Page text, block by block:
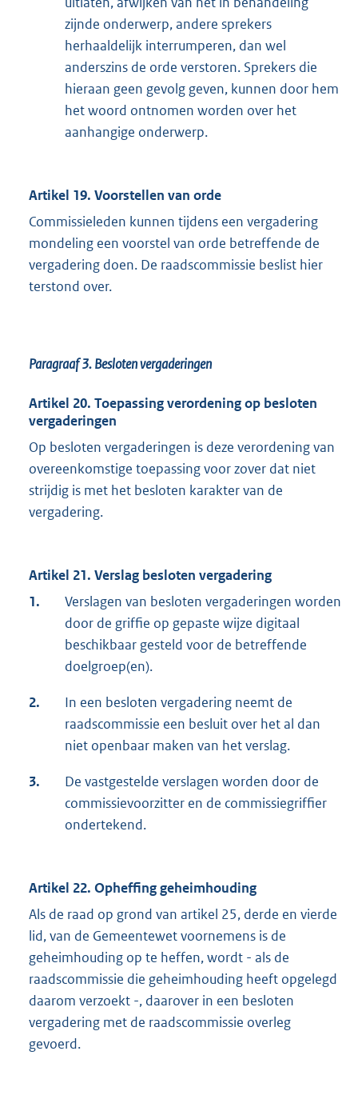
zijnde onderwerp, andere sprekers
herhaaldelijk interrumperen, dan wel
anderszins de orde verstoren. Sprekers die
hieraan geen gevolg geven, kunnen door hem
het woord ontnomen worden over het
aanhangige onderwerp.
Artikel 19. Voorstellen van orde
Commissieleden kunnen tijdens een vergadering
mondeling een voorstel van orde betreffende de
vergadering doen. De raadscommissie beslist hier
terstond over.
Paragraaf 3.Besloten vergaderingen
Artikel 20. Toepassing verordening op besloten
vergaderingen
Op besloten vergaderingen is deze verordening van
overeenkomstige toepassing voor zover dat niet
strijdig is met het besloten karakter van de
vergadering.
Artikel 21. Verslag besloten vergadering
1.
Verslagen van besloten vergaderingen worden
door de griffie op gepaste wijze digitaal
beschikbaar gesteld voor de betreffende
doelgroep(en).
2.
In een besloten vergadering neemt de
raadscommissie een besluit over het al dan
niet openbaar maken van het verslag.
3.
De vastgestelde verslagen worden door de
commissievoorzitter en de commissiegriffier
ondertekend.
Artikel 22. Opheffing geheimhouding
Als de raad op grond van artikel 25, derde en vierde
lid, van de Gemeentewet voornemens is de
geheimhouding op te heffen, wordt - als de
raadscommissie die geheimhouding heeft opgelegd
daarom verzoekt -, daarover in een besloten
vergadering met de raadscommissie overleg
gevoerd.